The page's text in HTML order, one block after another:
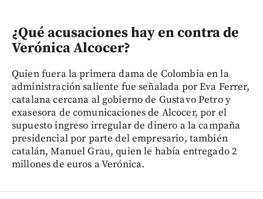
¿Qué acusaciones hay en contra de
Verónica Alcocer?
Quien fuera la primera dama de Colombia en la
administración saliente fue señalada por Eva Ferrer,
catalana cercana al gobierno de Gustavo Petro y
exasesora de comunicaciones de Alcocer, por el
supuesto ingreso irregular de dinero a la campaña
presidencial por parte del empresario, también
catalán, Manuel Grau, quien le había entregado 2
millones de euros a Verónica.